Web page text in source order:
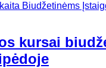
Biudžetinėms
kursai